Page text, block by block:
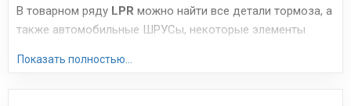
В товарном ряду LPR можно найти все детали тормоза, а
также автомобильные ШРУСы, некоторые элементы
запчасти, производимые всего на 4 заводах, отличаются
Показать полностью...